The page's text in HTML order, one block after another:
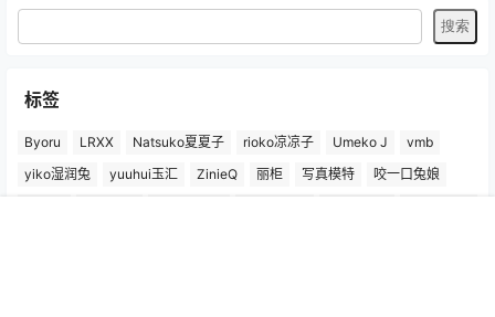
标签
Byoru LRXX Natsuko夏夏子 rioko凉凉子 Umeko J
vmb
yiko湿润兔
yuuhui玉汇 ZinieQ 丽柜 写真模特
咬一口兔娘